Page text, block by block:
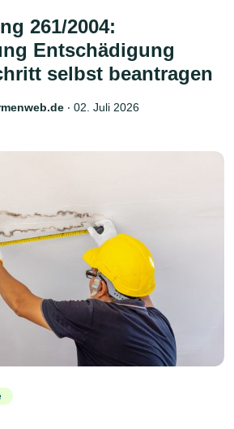
261/2004:
Entschädigung
selbst beantragen
‧ 02. Juli 2026